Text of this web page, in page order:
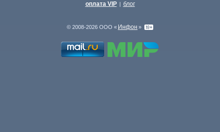
оплата VIP | блог
© 2008-2026 ООО « Инфон »